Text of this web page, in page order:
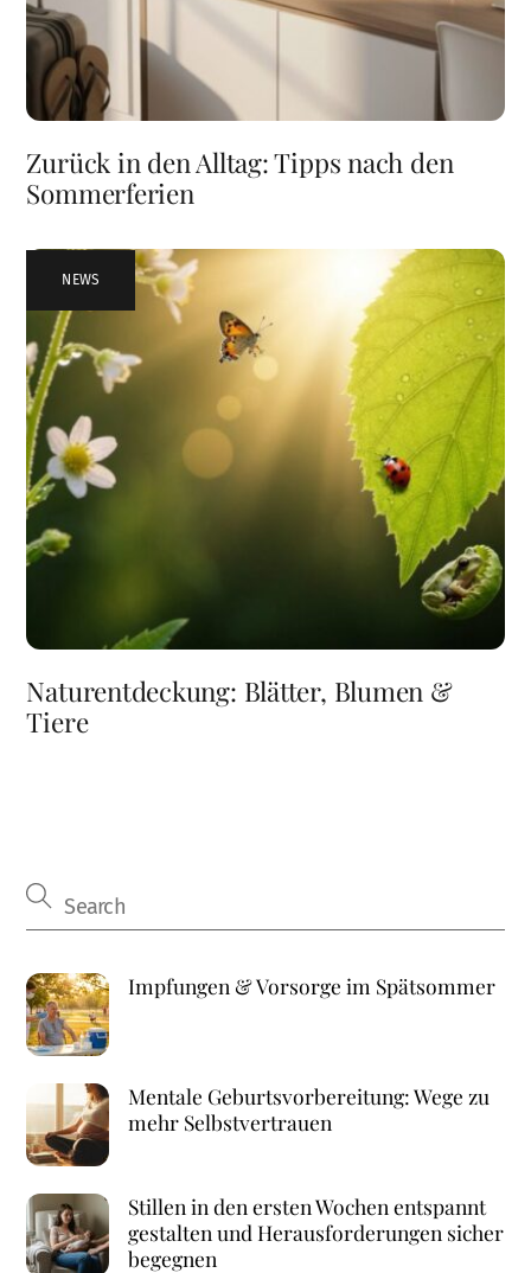
Zurück in den Alltag: Tipps nach den
Sommerferien
NEWS
Naturentdeckung: Blätter, Blumen &
Tiere
Impfungen & Vorsorge im Spätsommer
Mentale Geburtsvorbereitung: Wege zu
mehr Selbstvertrauen
Stillen in den ersten Wochen entspannt
gestalten und Herausforderungen sicher
begegnen